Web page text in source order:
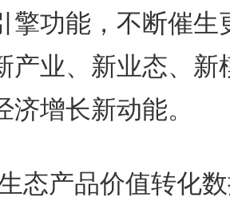
擎功能，不断催生
产业、新业态、新
济增长新动能。
产品价值转化数